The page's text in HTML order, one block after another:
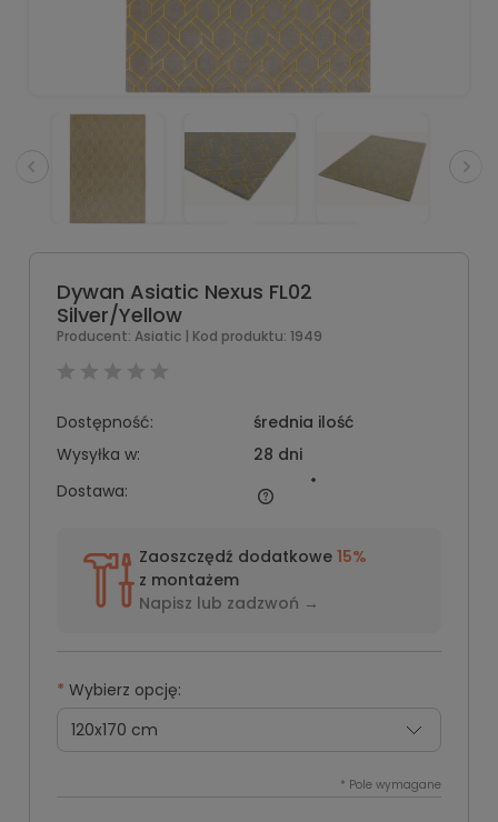
Dywan Asiatic Nexus FL02
Silver/Yellow
Producent: Asiatic | Kod produktu: 1949
Dostępność:
średnia ilość
Wysyłka w:
28 dni
Dostawa:
Zaoszczędź dodatkowe 15%
z montażem
Napisz lub zadzwoń →
* Wybierz opcję:
* Pole wymagane